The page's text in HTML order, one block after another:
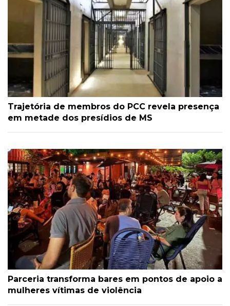
Trajetória de membros do PCC revela presença
em metade dos presídios de MS
Parceria transforma bares em pontos de apoio a
mulheres vítimas de violência